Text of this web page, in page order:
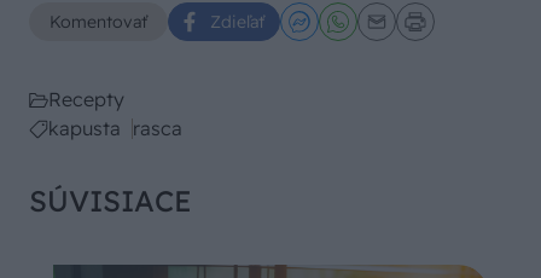
Komentovať Zdieľať
Recepty
kapusta rasca
SÚVISIACE